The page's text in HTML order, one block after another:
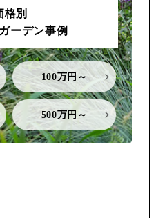
格別
ーデン事例
100万円～
500万円～